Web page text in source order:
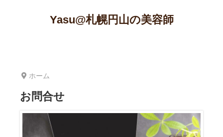
Yasu@札幌円山の美容師
ホーム
お問合せ